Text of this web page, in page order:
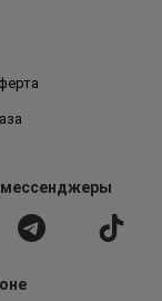
мессенджеры